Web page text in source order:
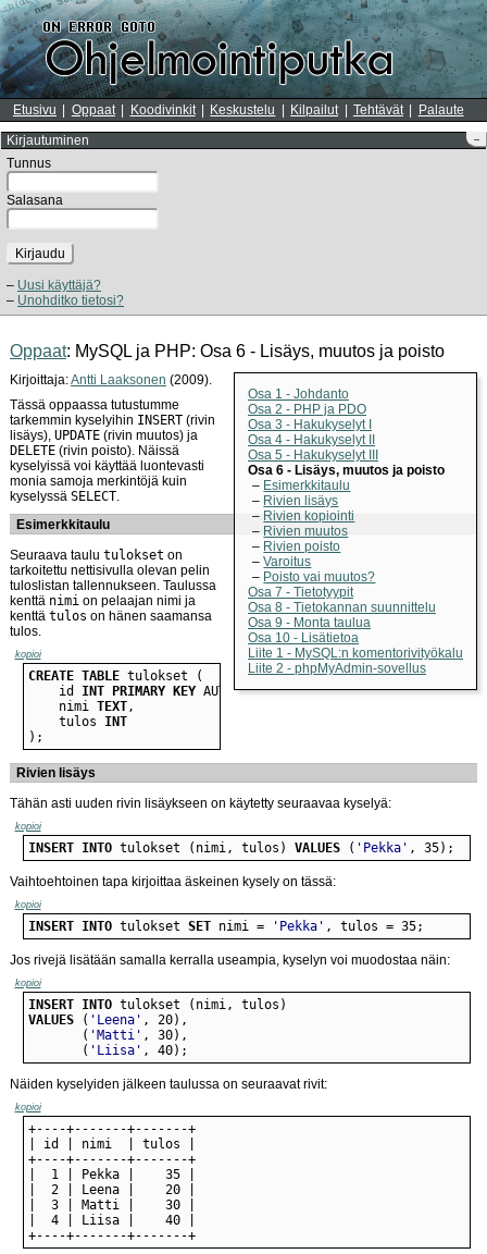
Etusivu Oppaat Koodivinkit Keskustelu Kilpailut Tehtävät Palaute
–
Kirjautuminen
Tunnus
Salasana
Kirjaudu
Uusi käyttäjä?
Unohditko tietosi?
Oppaat: MySQL ja PHP: Osa 6 - Lisäys, muutos ja poisto
Osa 1 - Johdanto
Osa 2 - PHP ja PDO
Osa 3 - Hakukyselyt I
Osa 4 - Hakukyselyt II
Osa 5 - Hakukyselyt III
Osa 6 - Lisäys, muutos ja poisto
Esimerkkitaulu
Rivien lisäys
Rivien kopiointi
Rivien muutos
Rivien poisto
Varoitus
Poisto vai muutos?
Osa 7 - Tietotyypit
Osa 8 - Tietokannan suunnittelu
Osa 9 - Monta taulua
Osa 10 - Lisätietoa
Liite 1 - MySQL:n komentorivityökalu
Liite 2 - phpMyAdmin-sovellus
Kirjoittaja:Antti Laaksonen (2009).
Tässä oppaassa tutustumme
tarkemmin kyselyihin INSERT (rivin
lisäys), UPDATE (rivin muutos) ja
DELETE (rivin poisto). Näissä
kyselyissä voi käyttää luontevasti
monia samoja merkintöjä kuin
kyselyssä SELECT.
Esimerkkitaulu
Seuraava taulu tulokset on
tarkoitettu nettisivulla olevan pelin
tuloslistan tallennukseen. Taulussa
kenttä nimi on pelaajan nimi ja
kenttä tulos on hänen saamansa
tulos.
kopioi
CREATE TABLE
    id
INT PRIMARY KEY
    nimi
TEXT
    tulos
INT
);
Rivien lisäys
Tähän asti uuden rivin lisäykseen on käytetty seuraavaa kyselyä:
kopioi
INSERT INTO tulokset (nimi, tulos) VALUES ( 'Pekka' , 35);
Vaihtoehtoinen tapa kirjoittaa äskeinen kysely on tässä:
kopioi
INSERT INTO tulokset SET nimi = 'Pekka' , tulos = 35;
Jos rivejä lisätään samalla kerralla useampia, kyselyn voi muodostaa näin:
kopioi
INSERT INTO
VALUES ( 'Leena'
       (
'Matti'
       (
'Liisa' , 40);
Näiden kyselyiden jälkeen taulussa on seuraavat rivit:
kopioi
+----+-------+-------+